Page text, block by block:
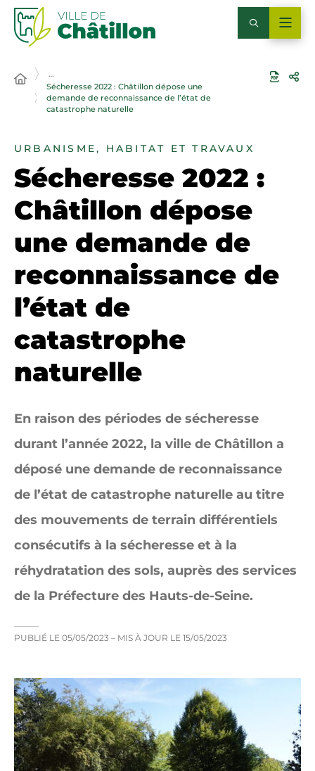
…
Sécheresse 2022 : Châtillon dépose une
demande de reconnaissance de l’état de
catastrophe naturelle
URBANISME, HABITAT ET TRAVAUX
Sécheresse 2022 :
Châtillon dépose
une demande de
reconnaissance de
l’état de
catastrophe
naturelle
En raison des périodes de sécheresse
durant l’année 2022, la ville de Châtillon a
déposé une demande de reconnaissance
de l’état de catastrophe naturelle au titre
des mouvements de terrain différentiels
consécutifs à la sécheresse et à la
réhydratation des sols, auprès des services
de la Préfecture des Hauts-de-Seine.
PUBLIÉ LE 05/05/2023 – MIS À JOUR LE 15/05/2023